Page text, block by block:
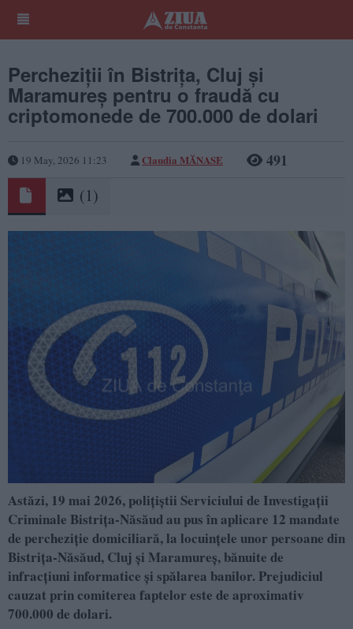
Percheziții în Bistrița, Cluj și
Maramureș pentru o fraudă cu
criptomonede de 700.000 de dolari
19 May, 2026 11:23 Claudia MĂNASE 491
(1)
Astăzi, 19 mai 2026, polițiștii Serviciului de Investigații
Criminale Bistrița-Năsăud au pus în aplicare 12 mandate
de percheziție domiciliară, la locuințele unor persoane din
Bistrița-Năsăud, Cluj și Maramureș, bănuite de
infracțiuni informatice și spălarea banilor. Prejudiciul
cauzat prin comiterea faptelor este de aproximativ
700.000 de dolari.